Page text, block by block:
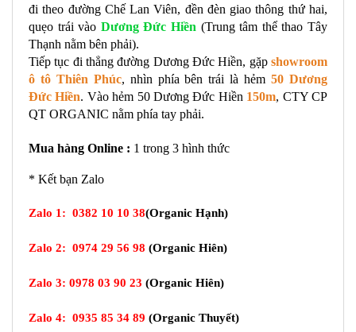
đi theo đường Chế Lan Viên, đền đèn giao thông thứ hai,
quẹo trái vào Dương Đức Hiền (Trung tâm thể thao Tây
Thạnh nằm bên phải).
Tiếp tục đi thẳng đường Dương Đức Hiền, gặp showroom
ô tô Thiên Phúc, nhìn phía bên trái là hẻm 50 Dương
Đức Hiền. Vào hẻm 50 Dương Đức Hiền 150m, CTY CP
QT ORGANIC nằm phía tay phải.
Mua hàng Online : 1 trong 3 hình thức
* Kết bạn Zalo
Zalo 1: 0382 10 10 38(Organic Hạnh)
Zalo 2: 0974 29 56 98 (Organic Hiên)
Zalo 3: 0978 03 90 23 (Organic Hiên)
Zalo 4: 0935 85 34 89 (Organic Thuyết)